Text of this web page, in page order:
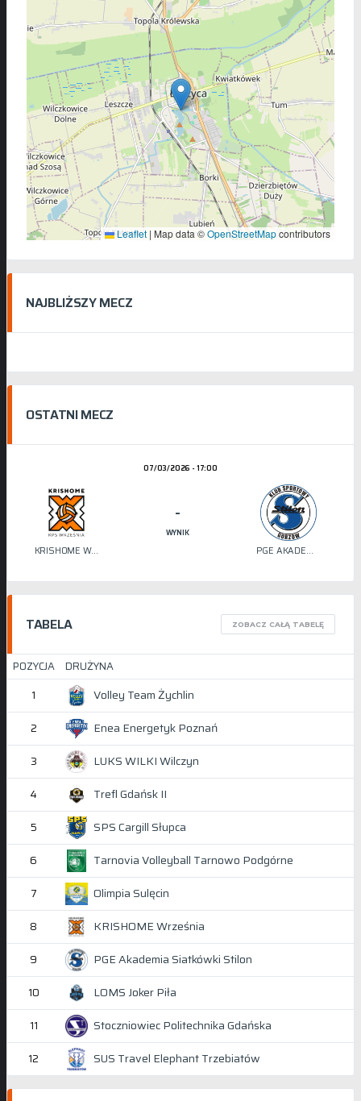
Leaflet | Map data ©OpenStreetMapcontributors
NAJBLIŻSZY MECZ
OSTATNI MECZ
07/03/2026 - 17:00
KRISHOME WRZEŚNIA PGE AKADEMIA SIATKÓWKI STILON
-
WYNIK
TABELA ZOBACZ CAŁĄ TABELĘ
POZYCJA
DRUŻYNA
1
Volley Team Żychlin
2 Enea Energetyk Poznań
3 LUKS WILKI Wilczyn
4 Trefl Gdańsk II
5 SPS Cargill Słupca
6 Tarnovia Volleyball Tarnowo Podgórne
7 Olimpia Sulęcin
8 KRISHOME Września
9 PGE Akademia Siatkówki Stilon
10 LOMS Joker Piła
11 Stoczniowiec Politechnika Gdańska
12 SUS Travel Elephant Trzebiatów